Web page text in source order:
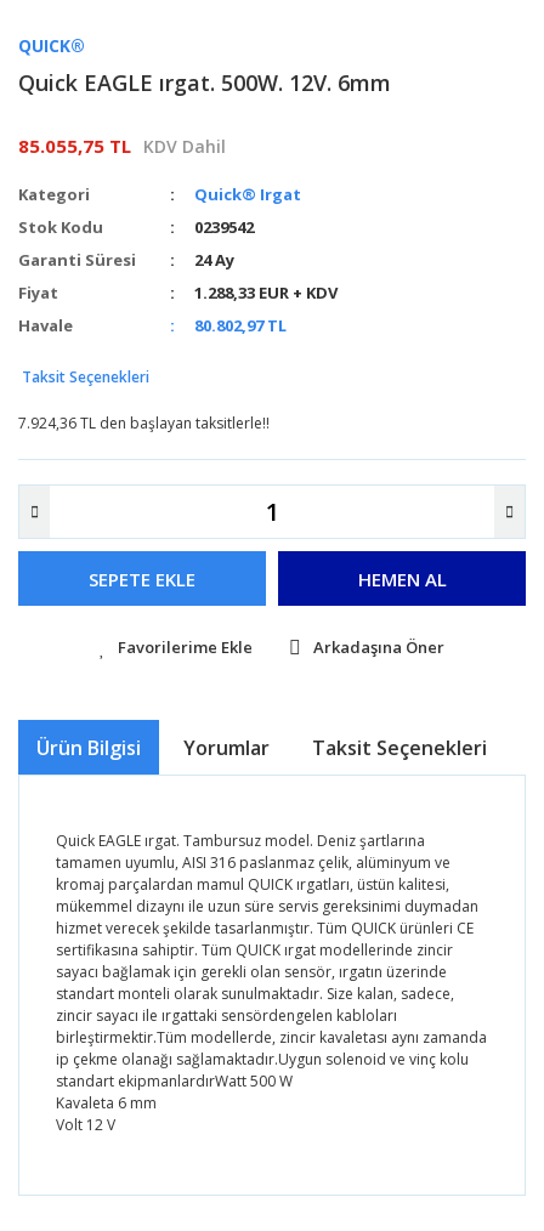
QUICK®
Quick EAGLE ırgat. 500W. 12V. 6mm
85.055,75 TL KDV Dahil
Kategori
Quick® Irgat
Stok Kodu
0239542
Garanti Süresi
24 Ay
Fiyat
1.288,33 EUR + KDV
Havale
80.802,97 TL
Taksit Seçenekleri
7.924,36 TL den başlayan taksitlerle!!
SEPETE EKLE HEMEN AL
Arkadaşına Öner
Ürün Bilgisi Yorumlar Taksit Seçenekleri
Quick EAGLE ırgat. Tambursuz model. Deniz şartlarına
tamamen uyumlu, AISI 316 paslanmaz çelik, alüminyum ve
kromaj parçalardan mamul QUICK ırgatları, üstün kalitesi,
mükemmel dizaynı ile uzun süre servis gereksinimi duymadan
hizmet verecek şekilde tasarlanmıştır. Tüm QUICK ürünleri CE
sertifikasına sahiptir. Tüm QUICK ırgat modellerinde zincir
sayacı bağlamak için gerekli olan sensör, ırgatın üzerinde
standart monteli olarak sunulmaktadır. Size kalan, sadece,
zincir sayacı ile ırgattaki sensördengelen kabloları
birleştirmektir.Tüm modellerde, zincir kavaletası aynı zamanda
ip çekme olanağı sağlamaktadır.Uygun solenoid ve vinç kolu
standart ekipmanlardırWatt 500 W
Kavaleta 6 mm
Volt 12 V